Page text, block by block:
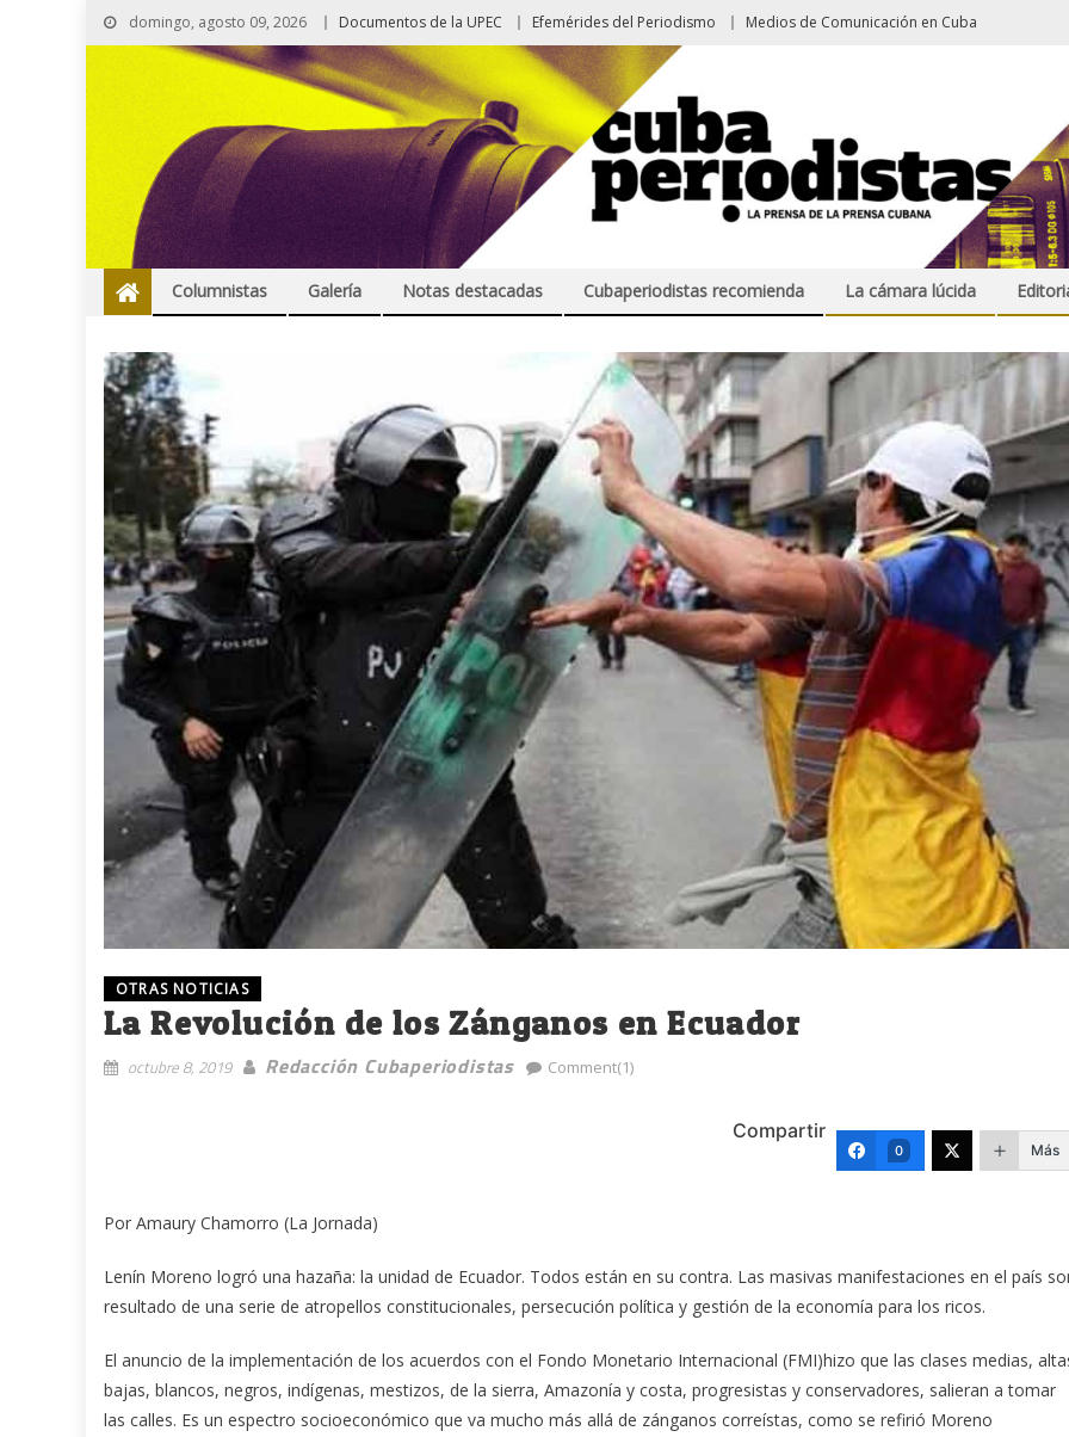
domingo, agosto 09, 2026 Documentos de la UPEC Efemérides del Periodismo Medios de Comunicación en Cuba
Columnistas Galería Notas destacadas Cubaperiodistas recomienda La cámara lúcida
OTRAS NOTICIAS
La Revolución de los Zánganos en Ecuador
octubre 8, 2019 Redacción Cubaperiodistas Comment(1)
Compartir
0 Más
Por Amaury Chamorro (La Jornada)
Lenín Moreno logró una hazaña: la unidad de Ecuador. Todos están en su contra. Las masivas manifestaciones en el país
resultado de una serie de atropellos constitucionales, persecución política y gestión de la economía para los ricos.
El anuncio de la implementación de los acuerdos con el Fondo Monetario Internacional (FMI)hizo que las clases medias,
bajas, blancos, negros, indígenas, mestizos, de la sierra, Amazonía y costa, progresistas y conservadores, salieran a tomar
las calles. Es un espectro socioeconómico que va mucho más allá de zánganos correístas, como se refirió Moreno